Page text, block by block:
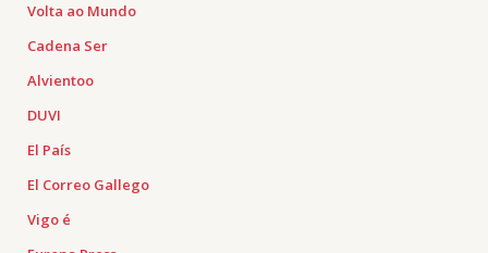
Volta ao Mundo
Cadena Ser
Alvientoo
DUVI
El País
El Correo Gallego
Vigo é